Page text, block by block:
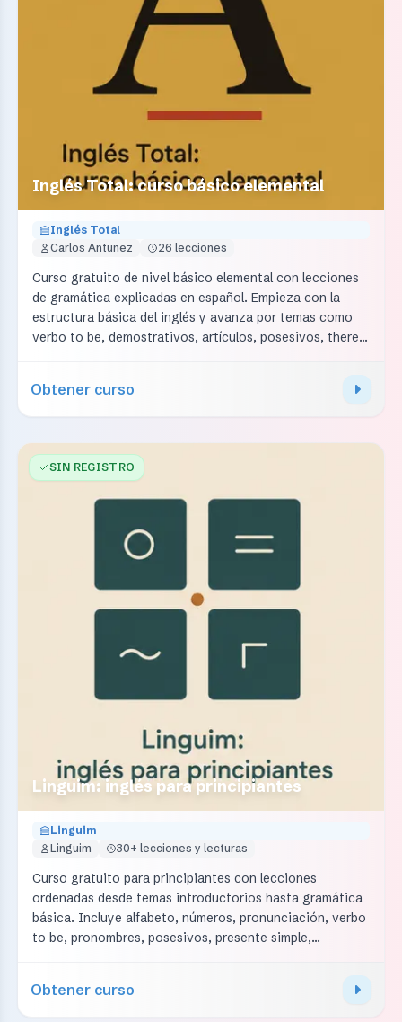
Inglés Total: curso básico elemental
Inglés Total
Carlos Antunez
26 lecciones
Curso gratuito de nivel básico elemental con lecciones
de gramática explicadas en español. Empieza con la
estructura básica del inglés y avanza por temas como
verbo to be, demostrativos, artículos, posesivos, there
comparativos, superlativos y presente perfecto.
Obtener curso
SIN REGISTRO
Linguim: inglés para principiantes
Linguim
Linguim
30+ lecciones y lecturas
Curso gratuito para principiantes con lecciones
ordenadas desde temas introductorios hasta gramática
básica. Incluye alfabeto, números, pronunciación, verbo
to be, pronombres, posesivos, presente simple,
verbos frasales, lecturas, pronunciación y pruebas de
repaso.
Obtener curso